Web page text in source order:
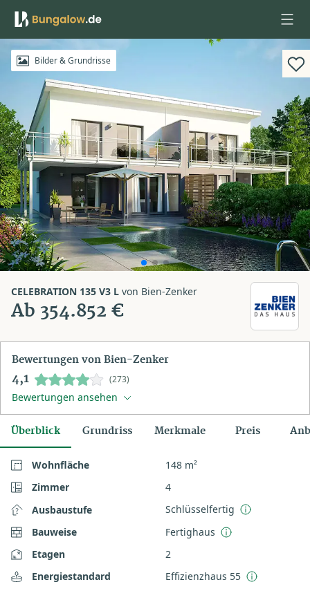
Anmelden
Bilder & Grundrisse
CELEBRATION 135 V3 L von Bien-Zenker
Ab 354.852 €
Bewertungen von Bien-Zenker
4,1 (273)
Bewertungen ansehen
Überblick Grundriss Merkmale Preis
Wohnfläche
148 m²
Zimmer
4
Ausbaustufe
Schlüsselfertig
Bauweise
Fertighaus
Etagen
2
Energiestandard
Effizienzhaus 55